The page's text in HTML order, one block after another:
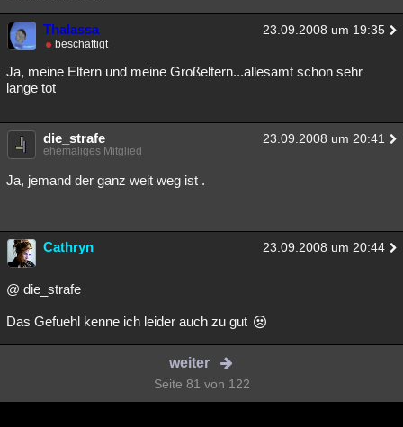
Thalassa 23.09.2008 um 19:35
beschäftigt
Ja, meine Eltern und meine Großeltern...allesamt schon sehr
lange tot
die_strafe 23.09.2008 um 20:41
ehemaliges Mitglied
Ja, jemand der ganz weit weg ist .
Cathryn 23.09.2008 um 20:44
@ die_strafe
Das Gefuehl kenne ich leider auch zu gut
weiter
Seite 81 von 122